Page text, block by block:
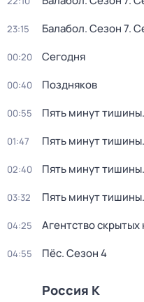
23:15 Балабол. Сезон 7.
00:20 Сегодня
00:40 Поздняков
00:55 Пять минут
01:47 Пять минут
02:40 Пять минут
03:32 Пять минут
04:25 Агентство скрытых
04:55 Пёс. Сезон 4
Россия К